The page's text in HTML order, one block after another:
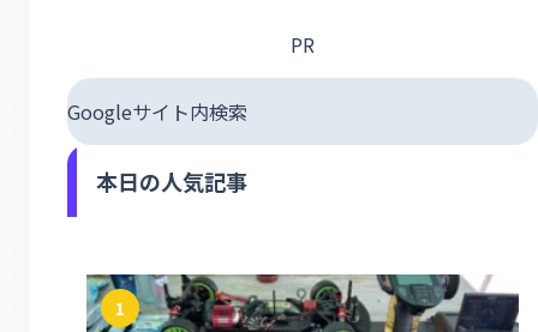
PR
Googleサイト内検索
本日の人気記事
1